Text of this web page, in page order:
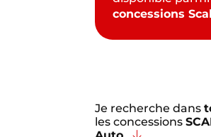
concessions
Je recherche dans
les concessions